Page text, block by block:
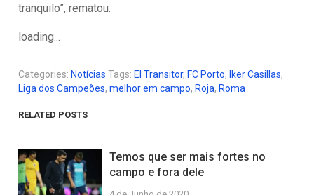
tranquilo”, rematou.
loading...
Categories: Notícias Tags: El Transitor, FC Porto, Iker Casillas,
Liga dos Campeões,melhor em campo, Roja, Roma
RELATED POSTS
Temos que ser mais fortes no
campo e fora dele